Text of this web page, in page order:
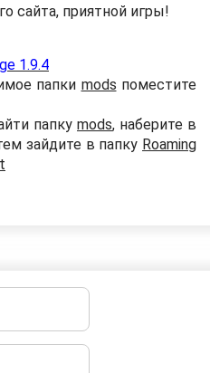
сайта, приятной игры!
1.9.4
папки mods поместите
папку mods, наберите в
зайдите в папку Roaming